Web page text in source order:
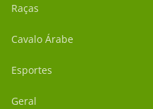
Raças
Cavalo Árabe
Esportes
Geral